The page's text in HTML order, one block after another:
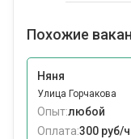
Похожие
Няня
Улица Горчакова
Опыт:любой
Оплата:300 руб/